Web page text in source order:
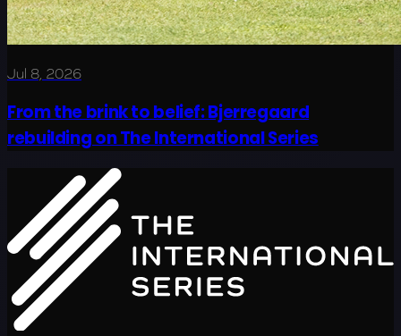
Jul 8, 2026
From the brink to belief: Bjerregaard
rebuilding on The International Series